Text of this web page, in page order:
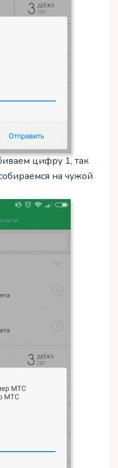
цифру 1, так
на чужой